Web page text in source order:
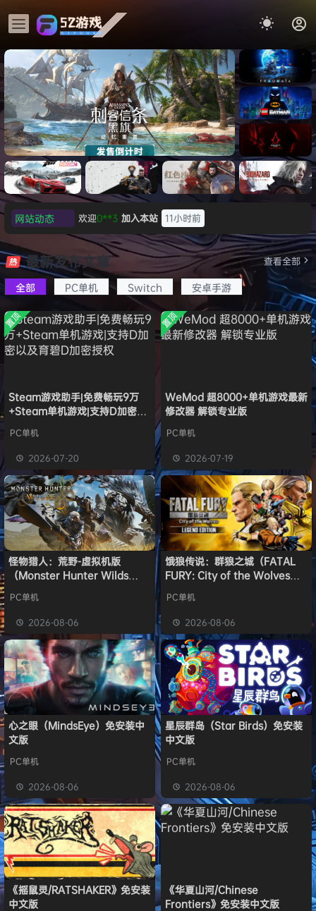
《刺客信条：黑旗 记忆重置-
虚拟机版/Assassin’s Creed
Black Flag Resynced
HYPERVISOR》免安装中文
版
《识质存
在/PRAG
MATA》
免安装中
文版
《乐高蝙
蝠侠：黑
暗骑士之
Legacy
of the
Dark
Knight》
免安装中
文版
影/Assas
sin’s
Creed
Shadow
s》免安装
版，非虚
拟机
极限竞
速：地平
线
6（Forza
Horizon
6）免安装
中文版
《原子之
心/Atomi
c
Heart》
免安装中
文版
红色沙漠-
虚拟机版
（Crimso
n Desert
HYPERVI
SOR）免
安装中文
版
生化危机
9：安魂
曲
（Reside
nt Evil
Requiem
）免安装
中文版
网站动态 欢迎0**3 加入本站 11小时前
欢迎c***s 加入本站 13小时前
欢迎 V****y 加入本站 15小时前
欢迎j***j 加入本站 16小时前
欢迎1******4 加入本站
8月5日
签到获取 点积分 8月5日
w******g 签到获取 49 点积分 8月4日
欢迎w******g 加入本站
8月4日
欢迎Z******U
欢迎C****i 加入本站
8月4日
欢迎Q*H 加入本站
10小时前
加入本站 11小时前
39
11小时前
最新发布文章
全部 PC单机 Switch 安卓手游
查看全部
置顶
Steam游戏助手|免费畅玩9万
+Steam单机游戏|支持D加密以
PC单机
2026-07-20
置顶
WeMod 超8000+单机游戏最新
修改器 解锁专业版
PC单机
2026-07-19
怪物猎人：荒野-虚拟机版
（Monster Hunter Wilds
PC单机
2026-08-06
饿狼传说：群狼之城（FATAL
FURY: City of the Wolves）
PC单机
2026-08-06
心之眼（MindsEye）免安装中
文版
PC单机
2026-08-06
星辰群岛（Star Birds）免安装
中文版
PC单机
2026-08-06
《摇鼠灵/RATSHAKER》免安装
中文版
《华夏山河/Chinese
Frontiers》免安装中文版